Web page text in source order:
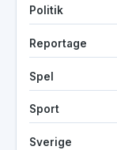
Politik
Reportage
Spel
Sport
Sverige